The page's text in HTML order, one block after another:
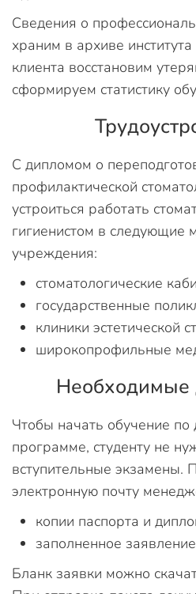
Сведения о
храним в архиве
клиента восстановим
сформируем статистику
С дипломом о
профилактической
устроиться работать
гигиенистом в следующие
учреждения:
стоматологические
государственные
клиники эстетической
широкопрофильные
Необходимые
Чтобы начать обучение по
программе, студенту не
вступительные экзамены.
электронную почту
копии паспорта и
заполненное
Бланк заявки можно